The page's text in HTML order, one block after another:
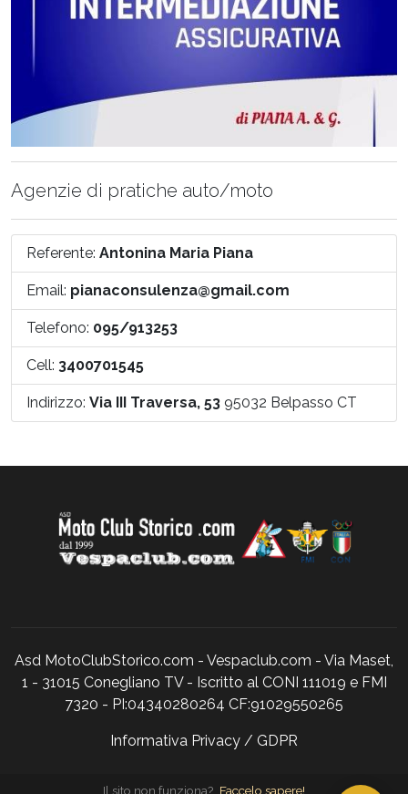
Agenzie di pratiche auto/moto
Referente: Antonina Maria Piana
Email: pianaconsulenza@gmail.com
Telefono: 095/913253
Cell: 3400701545
Indirizzo: Via III Traversa, 53 95032 Belpasso CT
Asd MotoClubStorico.com - Vespaclub.com - Via Maset,
1 - 31015 Conegliano TV - Iscritto al CONI 111019 e FMI
7320 - PI:04340280264 CF:91029550265
Informativa Privacy / GDPR
Il sito non funziona? Faccelo sapere!